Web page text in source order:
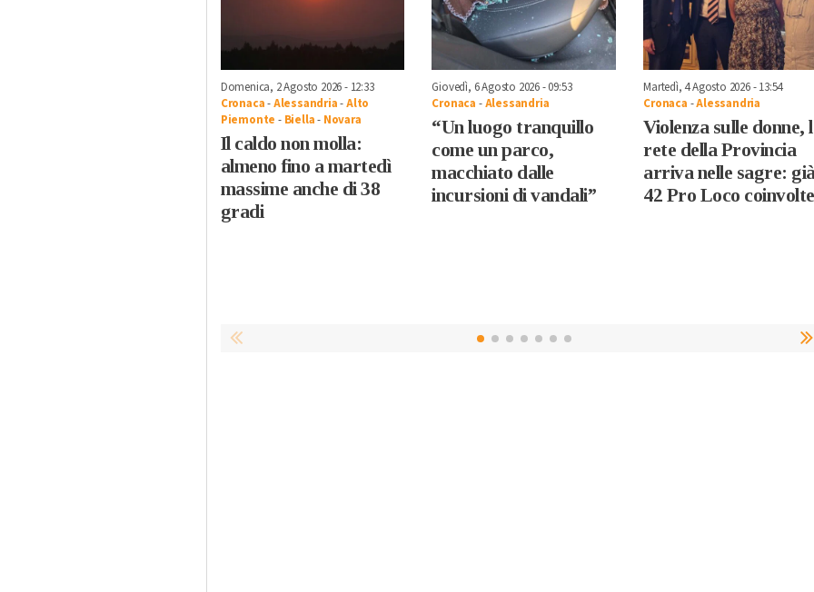
Domenica, 2 Agosto 2026 - 12:33
Cronaca-Alessandria-Alto
Piemonte - Biella- Novara
Il caldo non molla:
almeno fino a martedì
massime anche di 38
gradi
Giovedì, 6 Agosto 2026 - 09:53
Cronaca -Alessandria
“Un luogo tranquillo
come un parco,
macchiato dalle
incursioni di vandali”
Martedì, 4 Agosto 2026 - 13:54
Cronaca -Alessandria
Violenza sulle donne,
rete della Provincia
arriva nelle sagre:
42 Pro Loco coinvolte